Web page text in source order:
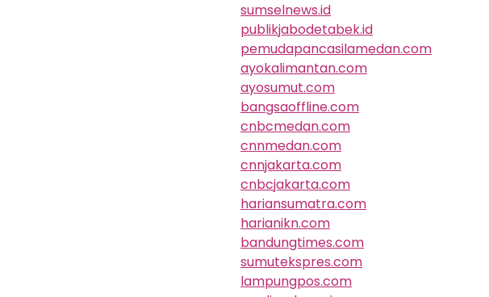
sumselnews.id
publikjabodetabek.id
pemudapancasilamedan.com
ayokalimantan.com
ayosumut.com
bangsaoffline.com
cnbcmedan.com
cnnmedan.com
cnnjakarta.com
cnbcjakarta.com
hariansumatra.com
harianikn.com
bandungtimes.com
sumutekspres.com
lampungpos.com